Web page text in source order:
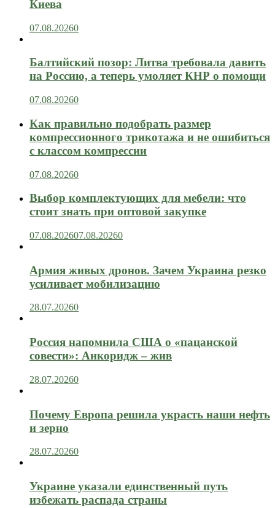
Киева
07.08.20260
Балтийский позор: Литва требовала давить
на Россию, а теперь умоляет КНР о помощи
07.08.20260
Как правильно подобрать размер
компрессионного трикотажа и не ошибиться
с классом компрессии
07.08.20260
Выбор комплектующих для мебели: что
стоит знать при оптовой закупке
07.08.202607.08.20260
Армия живых дронов. Зачем Украина резко
усиливает мобилизацию
28.07.20260
Россия напомнила США о «пацанской
совести»: Анкоридж – жив
28.07.20260
Почему Европа решила украсть наши нефть
и зерно
28.07.20260
Украине указали единственный путь
избежать распада страны